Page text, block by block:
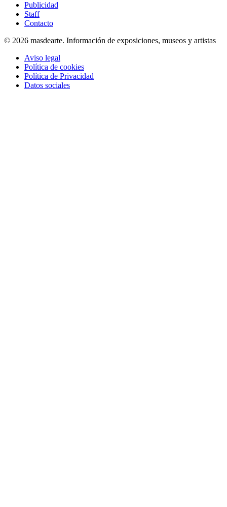
Publicidad
Staff
Contacto
© 2026 masdearte. Información de exposiciones, museos y artistas
Aviso legal
Política de cookies
Política de Privacidad
Datos sociales